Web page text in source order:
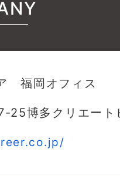
福岡オフィス
25博多クリエート